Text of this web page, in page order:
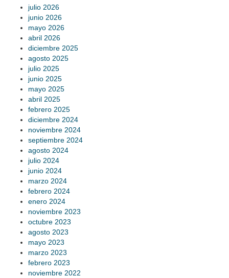
julio 2026
junio 2026
mayo 2026
abril 2026
diciembre 2025
agosto 2025
julio 2025
junio 2025
mayo 2025
abril 2025
febrero 2025
diciembre 2024
noviembre 2024
septiembre 2024
agosto 2024
julio 2024
junio 2024
marzo 2024
febrero 2024
enero 2024
noviembre 2023
octubre 2023
agosto 2023
mayo 2023
marzo 2023
febrero 2023
noviembre 2022